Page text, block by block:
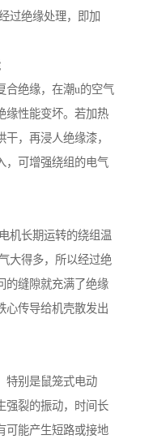
过绝缘处理，即加
合绝缘，在潮u的空气
缘性能变坏。若加热
，再浸人绝缘漆，
，可增强绕组的电气
机长期运转的绕组温
大得多，所以经过绝
的缝隙就充满了绝缘
心传导给机壳散发出
特别是鼠笼式电动
强裂的振动，时间长
可能产生短路或接地